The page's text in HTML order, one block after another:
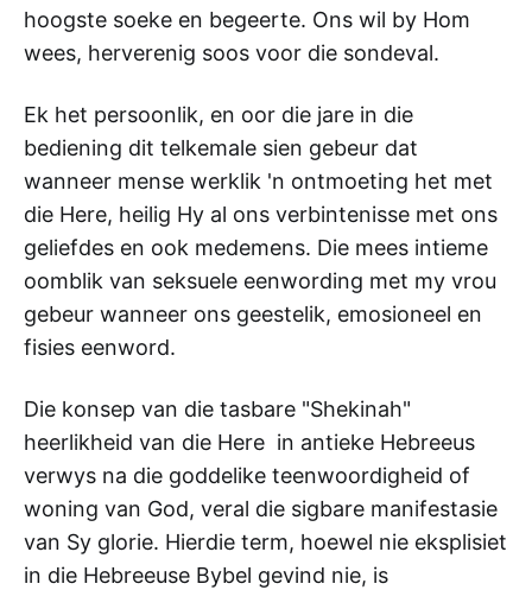
hoogste soeke en begeerte. Ons wil by Hom
wees, herverenig soos voor die sondeval.
Ek het persoonlik, en oor die jare in die
bediening dit telkemale sien gebeur dat
wanneer mense werklik 'n ontmoeting het met
die Here, heilig Hy al ons verbintenisse met ons
geliefdes en ook medemens. Die mees intieme
oomblik van seksuele eenwording met my vrou
gebeur wanneer ons geestelik, emosioneel en
fisies eenword.
Die konsep van die tasbare "Shekinah"
heerlikheid van die Here in antieke Hebreeus
verwys na die goddelike teenwoordigheid of
woning van God, veral die sigbare manifestasie
van Sy glorie. Hierdie term, hoewel nie eksplisiet
in die Hebreeuse Bybel gevind nie, is